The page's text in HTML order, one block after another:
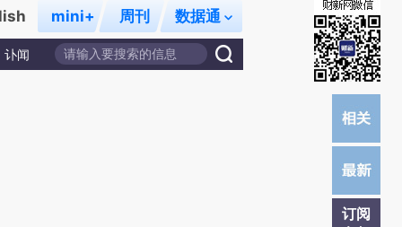
mini+ 周刊 数据通
讣闻
订阅